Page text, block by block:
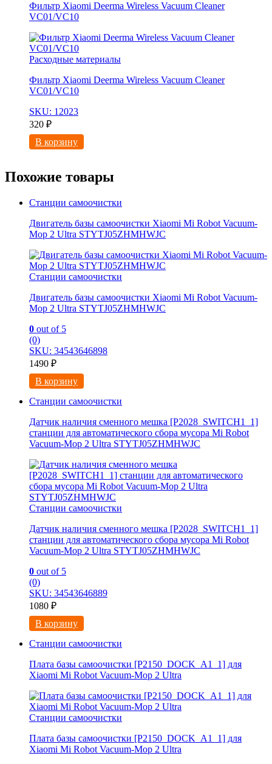
Фильтр Xiaomi Deerma Wireless Vacuum Cleaner
VC01/VC10
Расходные материалы
Фильтр Xiaomi Deerma Wireless Vacuum Cleaner
VC01/VC10
SKU: 12023
320 ₽
В корзину
Похожие товары
Станции самоочистки
Двигатель базы самоочистки Xiaomi Mi Robot Vacuum-
Mop 2 Ultra STYTJ05ZHMHWJC
Станции самоочистки
Двигатель базы самоочистки Xiaomi Mi Robot Vacuum-
Mop 2 Ultra STYTJ05ZHMHWJC
0 out of 5
(0)
SKU: 34543646898
1490 ₽
В корзину
Станции самоочистки
Датчик наличия сменного мешка [P2028_SWITCH1_1]
станции для автоматического сбора мусора Mi Robot
Vacuum-Mop 2 Ultra STYTJ05ZHMHWJC
Станции самоочистки
Датчик наличия сменного мешка [P2028_SWITCH1_1]
станции для автоматического сбора мусора Mi Robot
Vacuum-Mop 2 Ultra STYTJ05ZHMHWJC
0 out of 5
(0)
SKU: 34543646889
1080 ₽
В корзину
Станции самоочистки
Плата базы самоочистки [P2150_DOCK_A1_1] для
Xiaomi Mi Robot Vacuum-Mop 2 Ultra
Станции самоочистки
Плата базы самоочистки [P2150_DOCK_A1_1] для
Xiaomi Mi Robot Vacuum-Mop 2 Ultra